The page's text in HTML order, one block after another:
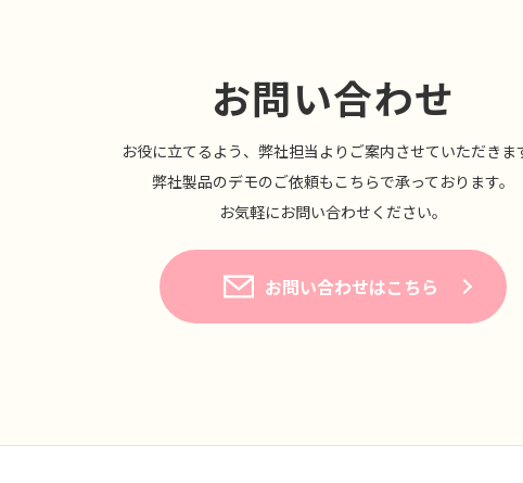
お問い合わせ
お役に⽴てるよう、弊社担当よりご案内させていただきま
弊社製品のデモのご依頼もこちらで承っております。
お気軽にお問い合わせください。
お問い合わせはこちら